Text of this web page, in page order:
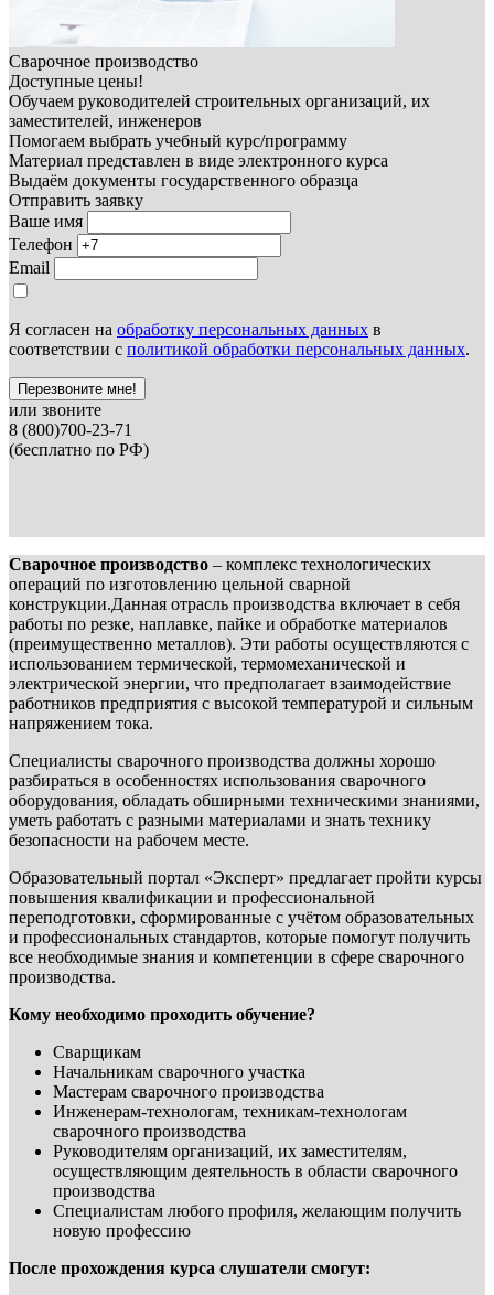
Сварочное производство
Доступные цены!
Обучаем руководителей строительных организаций, их
заместителей, инженеров
Помогаем выбрать учебный курс/программу
Материал представлен в виде электронного курса
Выдаём документы государственного образца
Отправить заявку
Ваше имя
Телефон
Email
Я согласен на обработку персональных данных в
соответствии с политикой обработки персональных данных.
Перезвоните мне!
или звоните
8 (800)700-23-71
(бесплатно по РФ)
Сварочное производство – комплекс технологических
операций по изготовлению цельной сварной
конструкции.Данная отрасль производства включает в себя
работы по резке, наплавке, пайке и обработке материалов
(преимущественно металлов). Эти работы осуществляются с
использованием термической, термомеханической и
электрической энергии, что предполагает взаимодействие
работников предприятия с высокой температурой и сильным
напряжением тока.
Специалисты сварочного производства должны хорошо
разбираться в особенностях использования сварочного
оборудования, обладать обширными техническими знаниями,
уметь работать с разными материалами и знать технику
безопасности на рабочем месте.
Образовательный портал «Эксперт» предлагает пройти курсы
повышения квалификации и профессиональной
переподготовки, сформированные с учётом образовательных
и профессиональных стандартов, которые помогут получить
все необходимые знания и компетенции в сфере сварочного
производства.
Кому необходимо проходить обучение?
Сварщикам
Начальникам сварочного участка
Мастерам сварочного производства
Инженерам-технологам, техникам-технологам
сварочного производства
Руководителям организаций, их заместителям,
осуществляющим деятельность в области сварочного
производства
Специалистам любого профиля, желающим получить
новую профессию
После прохождения курса слушатели смогут: